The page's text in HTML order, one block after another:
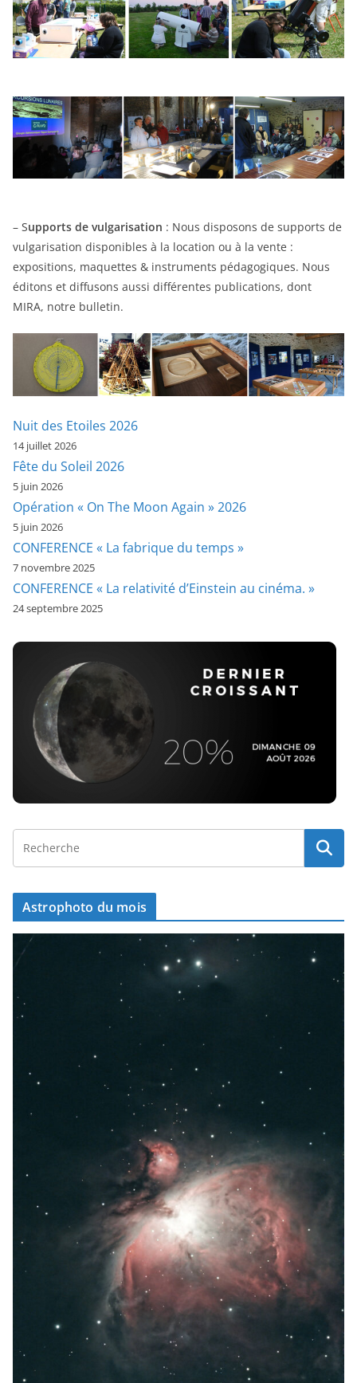
– Supports de vulgarisation : Nous disposons de supports de
vulgarisation disponibles à la location ou à la vente :
expositions, maquettes & instruments pédagogiques. Nous
éditons et diffusons aussi différentes publications, dont
MIRA, notre bulletin.
Nuit des Etoiles 2026
14 juillet 2026
Fête du Soleil 2026
5 juin 2026
Opération « On The Moon Again » 2026
5 juin 2026
CONFERENCE « La fabrique du temps »
7 novembre 2025
CONFERENCE « La relativité d’Einstein au cinéma. »
24 septembre 2025
Astrophoto du mois